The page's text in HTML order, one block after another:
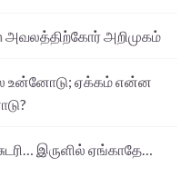
அவலத்திற்கோர் அறிமுகம்
ஏக்கம் என்ன
இருளில் ஏங்காதே…